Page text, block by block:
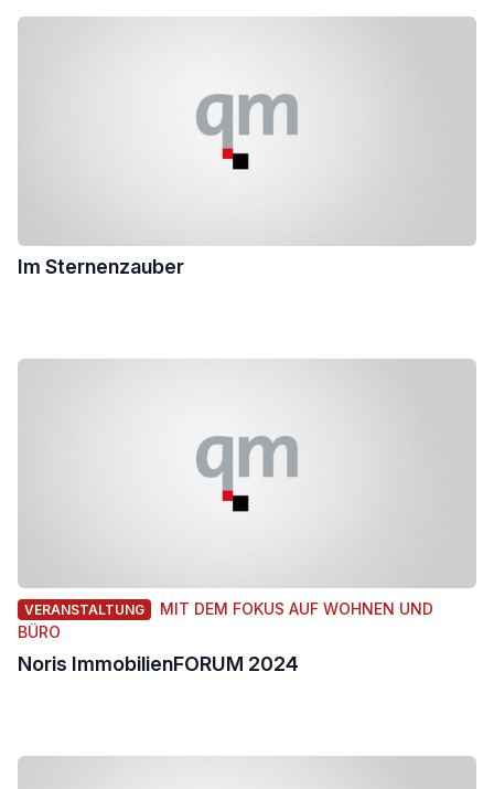
Im Sternenzauber
VERANSTALTUNG
MIT DEM FOKUS AUF WOHNEN UND
BÜRO
Noris ImmobilienFORUM 2024